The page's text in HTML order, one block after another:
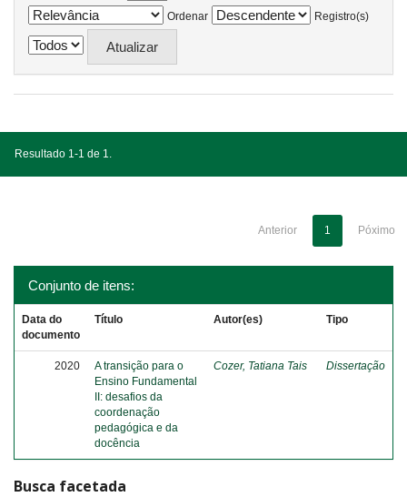
Ordenar
Registro(s)
Resultado 1-1 de 1.
Anterior 1 Póximo
Conjunto de itens:
Data do
documento
Título Autor(es) Tipo
2020
A transição para o
Ensino Fundamental
II: desafios da
coordenação
pedagógica e da
docência
Cozer, Tatiana Tais Dissertação
Busca facetada